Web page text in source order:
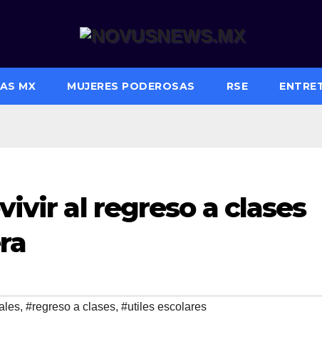
MX MUJERES PODEROSAS RSE
al regreso a clases
, #regreso a clases, #utiles escolares